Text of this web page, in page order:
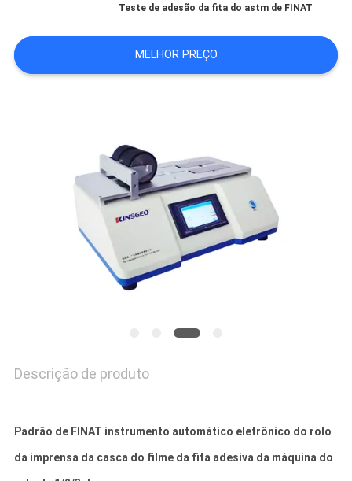
MAPA
POLICY
Teste de adesão da fita do astm de FINAT
MELHOR PREÇO
Descrição de produto
Padrão de FINAT instrumento automático eletrônico do rolo
da imprensa da casca do filme da fita adesiva da máquina do